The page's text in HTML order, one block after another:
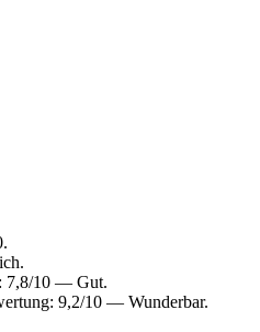
7,8/10 — Gut.
9,2/10 — Wunderbar.